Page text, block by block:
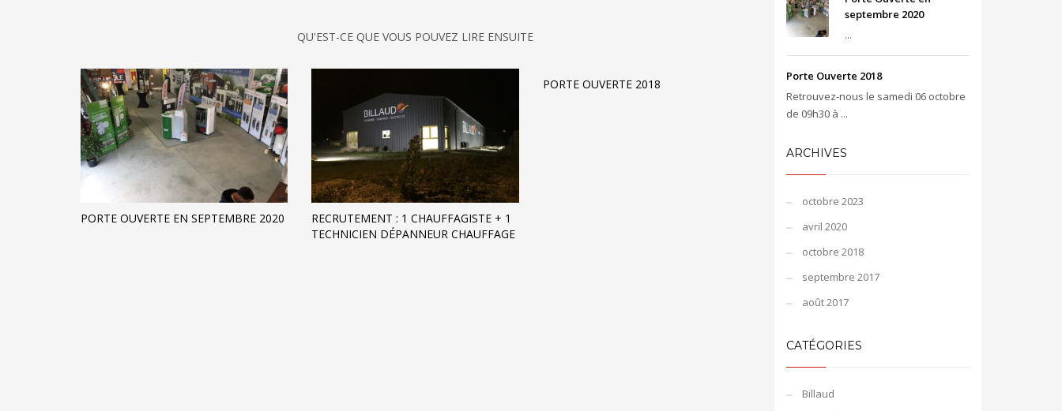
QU'EST-CE QUE VOUS POUVEZ LIRE ENSUITE
PORTE OUVERTE EN SEPTEMBRE 2020
RECRUTEMENT : 1 CHAUFFAGISTE + 1
TECHNICIEN DÉPANNEUR CHAUFFAGE
PORTE OUVERTE 2018
septembre 2020
...
Porte Ouverte 2018
Retrouvez-nous le samedi 06 octobre
de 09h30 à ...
ARCHIVES
octobre 2023
avril 2020
octobre 2018
septembre 2017
août 2017
CATÉGORIES
Billaud